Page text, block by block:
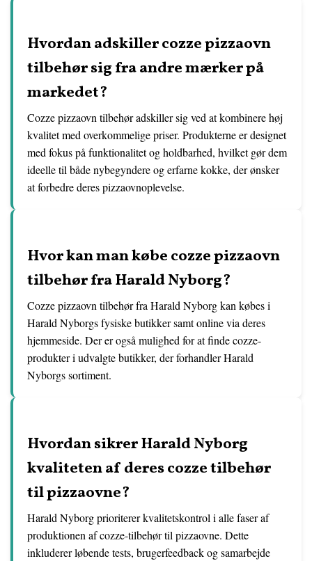
Hvordan adskiller cozze pizzaovn
tilbehør sig fra andre mærker på
markedet?
Cozze pizzaovn tilbehør adskiller sig ved at kombinere høj
kvalitet med overkommelige priser. Produkterne er designet
med fokus på funktionalitet og holdbarhed, hvilket gør dem
ideelle til både nybegyndere og erfarne kokke, der ønsker
at forbedre deres pizzaovnoplevelse.
Hvor kan man købe cozze pizzaovn
tilbehør fra Harald Nyborg?
Cozze pizzaovn tilbehør fra Harald Nyborg kan købes i
Harald Nyborgs fysiske butikker samt online via deres
hjemmeside. Der er også mulighed for at finde cozze-
produkter i udvalgte butikker, der forhandler Harald
Nyborgs sortiment.
Hvordan sikrer Harald Nyborg
kvaliteten af deres cozze tilbehør
til pizzaovne?
Harald Nyborg prioriterer kvalitetskontrol i alle faser af
produktionen af cozze-tilbehør til pizzaovne. Dette
inkluderer løbende tests, brugerfeedback og samarbejde